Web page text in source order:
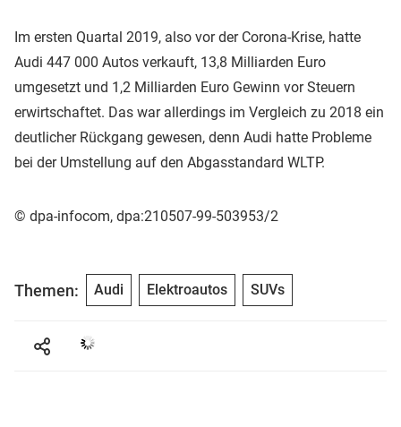
Im ersten Quartal 2019, also vor der Corona-Krise, hatte
Audi 447 000 Autos verkauft, 13,8 Milliarden Euro
umgesetzt und 1,2 Milliarden Euro Gewinn vor Steuern
erwirtschaftet. Das war allerdings im Vergleich zu 2018 ein
deutlicher Rückgang gewesen, denn Audi hatte Probleme
bei der Umstellung auf den Abgasstandard WLTP.
© dpa-infocom, dpa:210507-99-503953/2
Themen: Audi Elektroautos SUVs